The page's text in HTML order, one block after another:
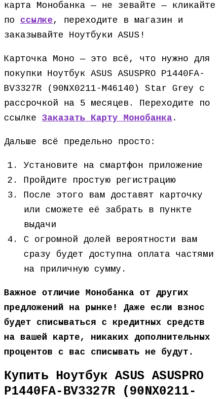
карта Монобанка — не зевайте — кликайте
по ссылке, переходите в магазин и
заказывайте Ноутбуки ASUS!
Карточка Моно — это всё, что нужно для
покупки Ноутбук ASUS ASUSPRO P1440FA-
BV3327R (90NX0211-M46140) Star Grey с
рассрочкой на 5 месяцев. Переходите по
ссылке Заказать Карту Монобанка .
Дальше всё предельно просто:
Установите на смартфон приложение
Пройдите простую регистрацию
После этого вам доставят карточку
или сможете её забрать в пункте
выдачи
С огромной долей вероятности вам
сразу будет доступна оплата частями
на приличную сумму.
Важное отличие Монобанка от других
предложений на рынке! Даже если взнос
будет списываться с кредитных средств
на вашей карте, никаких дополнительных
процентов с вас списывать не будут.
Купить Ноутбук ASUS ASUSPRO
P1440FA-BV3327R (90NX0211-